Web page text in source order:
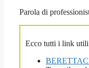
Parola di
Ecco tutti i link utili